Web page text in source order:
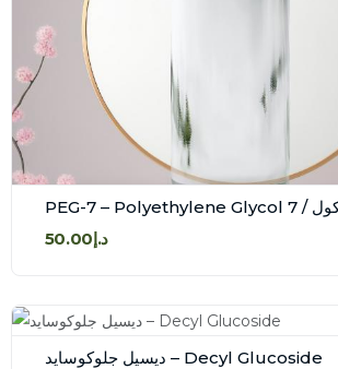
د.إ50.00
ديسيل جلوكوسايد – Decyl Glucoside